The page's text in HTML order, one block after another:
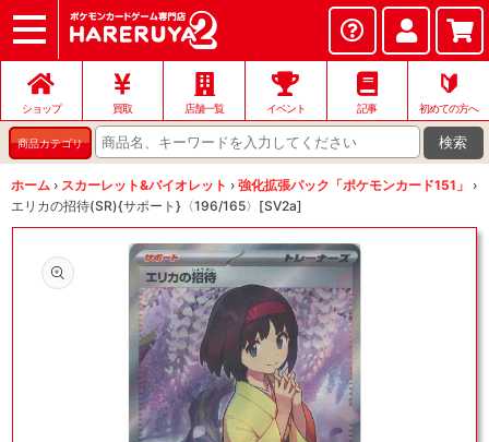
ショップ
店頭買取
ネット買取
店舗一覧
イベント
お問い合わせ
ショップ 買取 店舗一覧 イベント 記事
🔰
初めての方へ
商品カテゴリ 検索
ホーム › スカーレット&バイオレット › 強化拡張パック「ポケモンカード151」
›
エリカの招待(SR){サポート}〈196/165〉[SV2a]